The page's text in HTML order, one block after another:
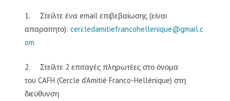
1. Στείλτε ένα email επιβεβαίωσης (είναι
απαραίτητο): cercledamitiefrancohellenique@gmail.c
om
2. Στείλτε 2 επιταγές πληρωτέες στο όνομα
του CAFH (Cercle d’Amitié Franco-Hellénique) στη
διεύθυνση